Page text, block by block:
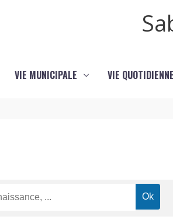
VIE MUNICIPALE VIE QUOTIDIENNE